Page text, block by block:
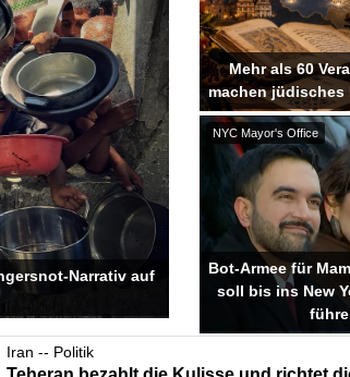
Narrativ auf
Mehr als 60
machen jüdisches
NYC Mayor's Office
Bot-Armee für
soll bis ins New
Iran -- Politik